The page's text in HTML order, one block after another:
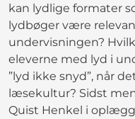
kan lydlige formater
lydbøger være
undervisningen?
eleverne med lyd i
”lyd ikke snyd”, når
læsekultur? Sidst
Quist Henkel i